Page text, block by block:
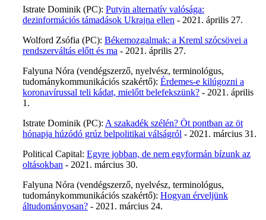
Istrate Dominik (PC): Putyin alternatív valósága:
dezinformációs támadások Ukrajna ellen - 2021. április 27.
Wolford Zsófia (PC): Békemozgalmak: a Kreml szócsövei a
rendszerváltás előtt és ma - 2021. április 27.
Falyuna Nóra (vendégszerző, nyelvész, terminológus,
tudománykommunikációs szakértő): Érdemes-e kilúgozni a
koronavírussal teli kádat, mielőtt belefekszünk? - 2021. április
1.
Istrate Dominik (PC): A szakadék szélén? Öt pontban az öt
hónapja húzódó grúz belpolitikai válságról - 2021. március 31.
Political Capital: Egyre jobban, de nem egyformán bízunk az
oltásokban - 2021. március 30.
Falyuna Nóra (vendégszerző, nyelvész, terminológus,
tudománykommunikációs szakértő): Hogyan érveljünk
áltudományosan? - 2021. március 24.